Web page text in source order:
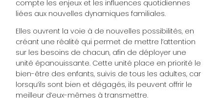
compte les enjeux et les influences quotidiennes
liées aux nouvelles dynamiques familiales.
Elles ouvrent la voie à de nouvelles possibilités, en
créant une réalité qui permet de mettre l’attention
sur les besoins de chacun, afin de déployer une
unité épanouissante. Cette unité place en priorité le
bien-être des enfants, suivis de tous les adultes, car
lorsqu’ils sont bien et dégagés, ils peuvent offrir le
meilleur d’eux-mêmes à transmettre.